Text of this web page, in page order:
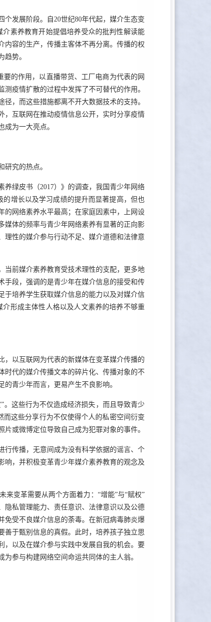
发展阶段。自20世纪80年代起，媒介生态变
素养教育开始提倡培养受众的批判性解读能
内容的生产，传播主客体不再分离。传播的权
势。
的作用，以直播带货、工厂电商为代表的网
疫情扩散的过程中发挥了不可替代的作用。
，而这些措施都离不开大数据技术的支持。
，互联网在推动疫情信息公开，实时分享疫情
为一大亮点。
研究的热点。
绿皮书（2017）》的调查，我国青少年网络
增长以及学习成绩的提升而显著提高，但也
的网络素养水平最高；在家庭因素中，上网设
媒体的频率与青少年网络素养有显著的正向影
理性的媒介参与行动不足、媒介道德和法律意
当前媒介素养教育受技术理性的支配，更多地
手段，强调的是青少年在媒介信息的接受和传
于培养学生获取媒介信息的能力以及对媒介信
形成主体性人格以及人文素养的培养不够重
，以互联网为代表的新媒体在变革媒介传播的
时代的媒介传播文本的碎片化、传播对象的不
青少年而言，更易产生不良影响。
。这些行为不仅造成经济损失，而且导致青少
这些分享行为不仅使得个人的私密空间衍变
或微博定位导致自己成为犯罪对象的事件。
行传播，无意间成为没有科学依据的谣言、个
响，并积极变革青少年媒介素养教育的观念及
变革需要从两个方面着力：“增能”与“赋权”
隐私管理能力、责任意识、法律意识以及公德
免受不良媒介信息的荼毒。在新冠病毒肺炎爆
善于甄别信息的真假。此时，培养孩子独立思
，以及在媒介参与实践中发展自我的机会。要
参与构建网络空间命运共同体的主人翁。